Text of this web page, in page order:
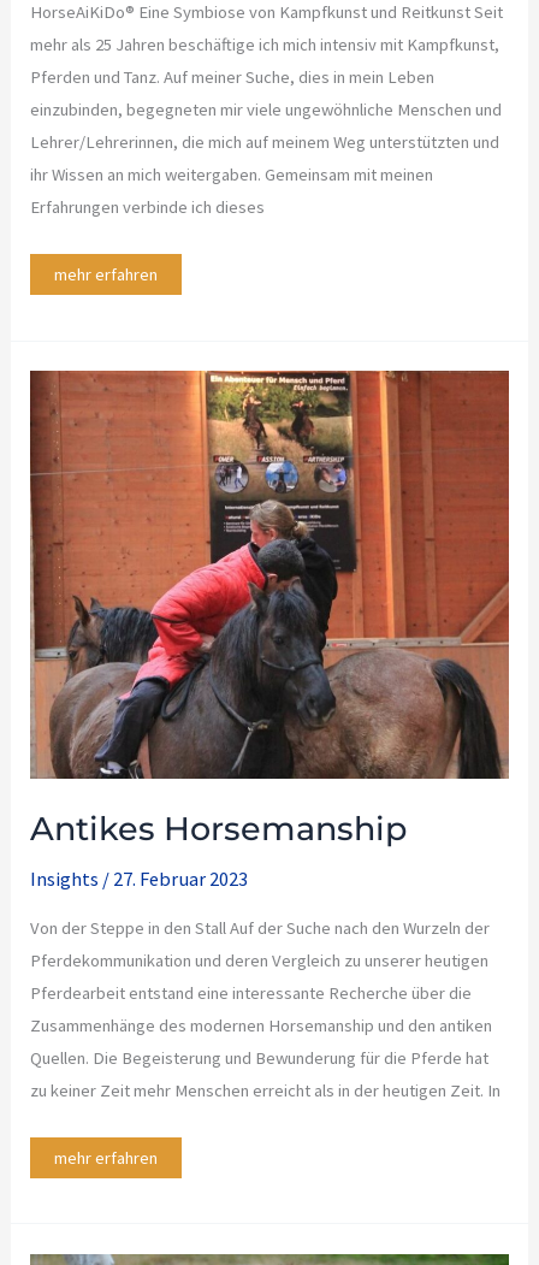
HorseAiKiDo® Eine Symbiose von Kampfkunst und Reitkunst Seit
mehr als 25 Jahren beschäftige ich mich intensiv mit Kampfkunst,
Pferden und Tanz. Auf meiner Suche, dies in mein Leben
einzubinden, begegneten mir viele ungewöhnliche Menschen und
Lehrer/Lehrerinnen, die mich auf meinem Weg unterstützten und
ihr Wissen an mich weitergaben. Gemeinsam mit meinen
Erfahrungen verbinde ich dieses
mehr erfahren
Antikes Horsemanship
Insights / 27. Februar 2023
Von der Steppe in den Stall Auf der Suche nach den Wurzeln der
Pferdekommunikation und deren Vergleich zu unserer heutigen
Pferdearbeit entstand eine interessante Recherche über die
Zusammenhänge des modernen Horsemanship und den antiken
Quellen. Die Begeisterung und Bewunderung für die Pferde hat
zu keiner Zeit mehr Menschen erreicht als in der heutigen Zeit. In
Antikes
Horsemanship
mehr erfahren